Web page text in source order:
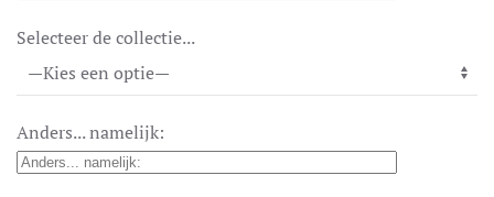
Selecteer de collectie...
Anders... namelijk: